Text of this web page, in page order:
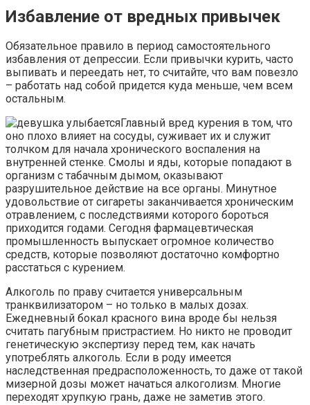
Избавление от вредных привычек
Обязательное правило в период самостоятельного
избавления от депрессии. Если привычки курить, часто
выпивать и переедать нет, то считайте, что вам повезло
– работать над собой придется куда меньше, чем всем
остальным.
Главный вред курения в том, что
оно плохо влияет на сосуды, суживает их и служит
толчком для начала хронического воспаления на
внутренней стенке. Смолы и яды, которые попадают в
организм с табачным дымом, оказывают
разрушительное действие на все органы. Минутное
удовольствие от сигареты заканчивается хроническим
отравлением, с последствиями которого бороться
приходится годами. Сегодня фармацевтическая
промышленность выпускает огромное количество
средств, которые позволяют достаточно комфортно
расстаться с курением.
Алкоголь по праву считается универсальным
транквилизатором – но только в малых дозах.
Ежедневный бокал красного вина вроде бы нельзя
считать пагубным пристрастием. Но никто не проводит
генетическую экспертизу перед тем, как начать
употреблять алкоголь. Если в роду имеется
наследственная предрасположенность, то даже от такой
мизерной дозы может начаться алкоголизм. Многие
переходят хрупкую грань, даже не заметив этого.